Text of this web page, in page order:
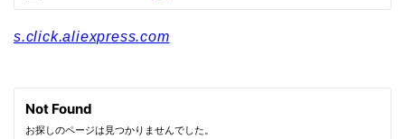
s.click.aliexpress.com